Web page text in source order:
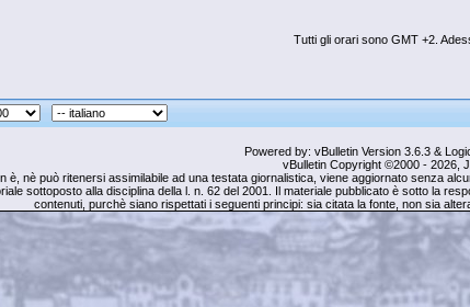
Tutti gli orari sono GMT +2.
Powered by: vBulletin Version 3.6.3 &
vBulletin Copyright ©2000 - 2026,
è, nè può ritenersi assimilabile ad una testata giornalistica, viene aggiornato senza
sottoposto alla disciplina della l. n. 62 del 2001. Il materiale pubblicato è sotto la
contenuti, purchè siano rispettati i seguenti principi: sia citata la fonte, non sia